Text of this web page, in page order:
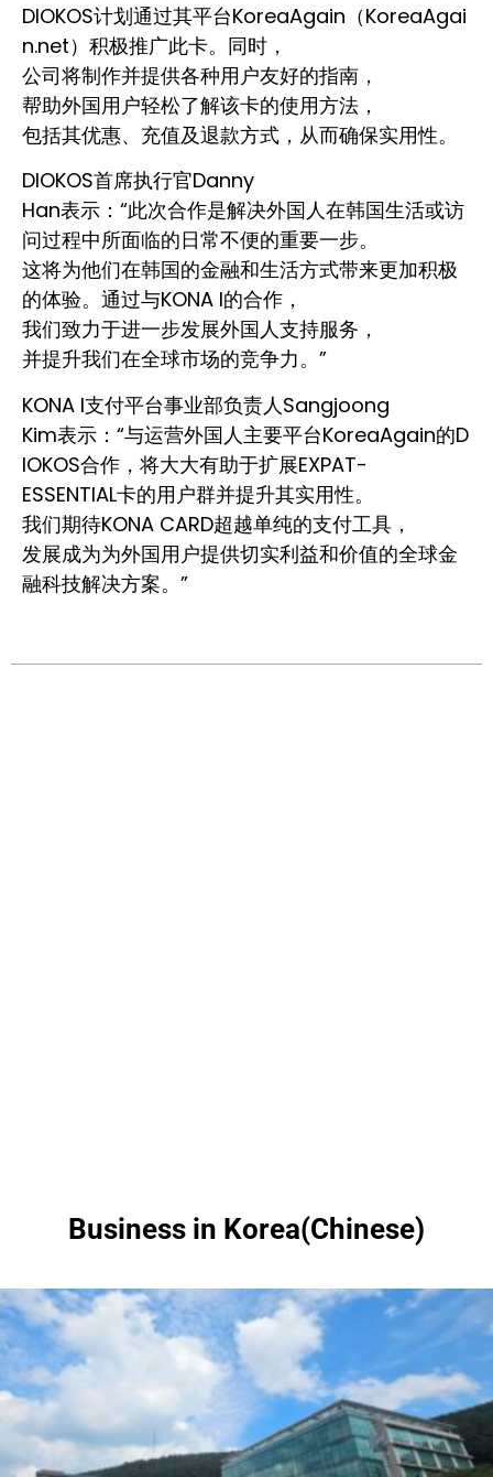
DIOKOS计划通过其平台KoreaAgain（KoreaAgai
n.net）积极推广此卡。同时，
公司将制作并提供各种用户友好的指南，
帮助外国用户轻松了解该卡的使用方法，
包括其优惠、充值及退款方式，从而确保实用性。
DIOKOS首席执行官Danny
Han表示：“此次合作是解决外国人在韩国生活或访
问过程中所面临的日常不便的重要一步。
这将为他们在韩国的金融和生活方式带来更加积极
的体验。通过与KONA I的合作，
我们致力于进一步发展外国人支持服务，
并提升我们在全球市场的竞争力。”
KONA I支付平台事业部负责人Sangjoong
Kim表示：“与运营外国人主要平台KoreaAgain的D
IOKOS合作，将大大有助于扩展EXPAT-
ESSENTIAL卡的用户群并提升其实用性。
我们期待KONA CARD超越单纯的支付工具，
发展成为为外国用户提供切实利益和价值的全球金
融科技解决方案。”
Business in Korea(Chinese)